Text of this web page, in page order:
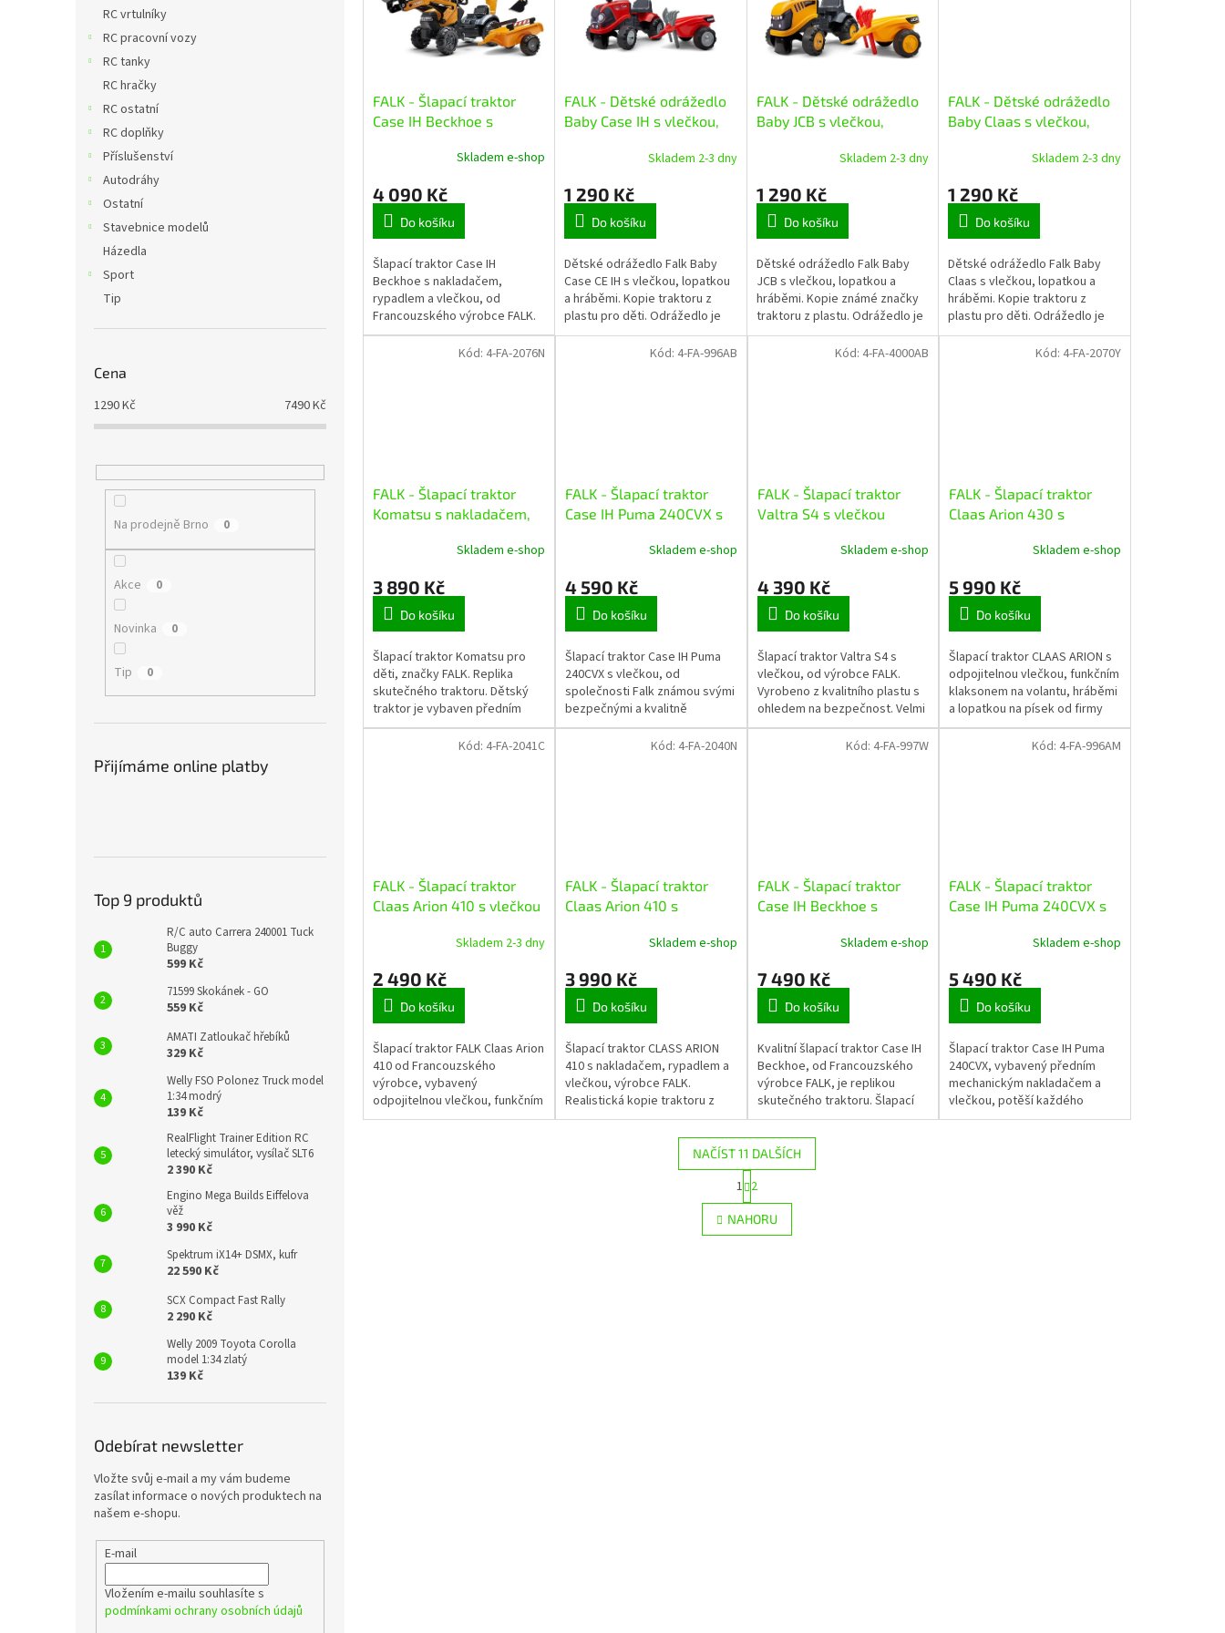
RC vrtulníky
RC pracovní vozy
RC tanky
RC hračky
RC ostatní
RC doplňky
Příslušenství
Autodráhy
Ostatní
Stavebnice modelů
Házedla
Sport
Tip
Cena
1290Kč 7490Kč
Na prodejně Brno 0
Akce 0
Novinka 0
Tip 0
Přijímáme online platby
Top 9 produktů
R/C auto Carrera 240001 Tuck
Buggy
599 Kč
71599 Skokánek - GO
559 Kč
AMATI Zatloukač hřebíků
329 Kč
Welly FSO Polonez Truck model
1:34 modrý
139 Kč
RealFlight Trainer Edition RC
letecký simulátor, vysílač SLT6
2 390 Kč
Engino Mega Builds Eiffelova
věž
3 990 Kč
Spektrum iX14+ DSMX, kufr
22 590 Kč
SCX Compact Fast Rally
2 290 Kč
Welly 2009 Toyota Corolla
model 1:34 zlatý
139 Kč
Odebírat newsletter
Vložte svůj e-mail a my vám budeme
zasílat informace o nových produktech na
našem e-shopu.
E-mail
Vložením e-mailu souhlasíte s
podmínkami ochrany osobních údajů
FALK - Šlapací traktor
Case IH Beckhoe s
Skladem e-shop
4 090 Kč
Do košíku
Šlapací traktor Case IH
Beckhoe s nakladačem,
rypadlem a vlečkou, od
Francouzského výrobce FALK.
Realistická kopie známe
značky traktoru z kvalitního
FALK - Dětské odrážedlo
Baby Case IH s vlečkou,
Skladem 2-3 dny
1 290 Kč
Do košíku
Dětské odrážedlo Falk Baby
Case CE IH s vlečkou, lopatkou
a hráběmi. Kopie traktoru z
plastu pro děti. Odrážedlo je
vyrobené ve Francii z vysoce
kvalitního odolného plastu s...
FALK - Dětské odrážedlo
Baby JCB s vlečkou,
Skladem 2-3 dny
1 290 Kč
Do košíku
Dětské odrážedlo Falk Baby
JCB s vlečkou, lopatkou a
hráběmi. Kopie známé značky
traktoru z plastu. Odrážedlo je
vyrobené ve Francii z vysoce
kvalitního odolného plastu s...
FALK - Dětské odrážedlo
Baby Claas s vlečkou,
Skladem 2-3 dny
1 290 Kč
Do košíku
Dětské odrážedlo Falk Baby
Claas s vlečkou, lopatkou a
hráběmi. Kopie traktoru z
plastu pro děti. Odrážedlo je
vyrobené ve Francii z vysoce
kvalitního odolného plastu s
FALK - Šlapací traktor
Komatsu s nakladačem,
Skladem e-shop
3 890 Kč
Do košíku
Šlapací traktor Komatsu pro
děti, značky FALK. Replika
skutečného traktoru. Dětský
traktor je vybaven předním
nakladačem, rypadlem,
vlečkou a dalšími úžasnými
Kód: 4-FA-2076N
FALK - Šlapací traktor
Case IH Puma 240CVX s
Skladem e-shop
4 590 Kč
Do košíku
Šlapací traktor Case IH Puma
240CVX s vlečkou, od
společnosti Falk známou svými
bezpečnými a kvalitně
zpracovanými hračkami.
Traktor je vyroben z odolného
Kód: 4-FA-996AB
FALK - Šlapací traktor
Valtra S4 s vlečkou
Skladem e-shop
4 390 Kč
Do košíku
Šlapací traktor Valtra S4 s
vlečkou, od výrobce FALK.
Vyrobeno z kvalitního plastu s
ohledem na bezpečnost. Velmi
kvalitní zpracování skutečného
traktoru. Vhodné pro děti od
Kód: 4-FA-4000AB
FALK - Šlapací traktor
Claas Arion 430 s
Skladem e-shop
5 990 Kč
Do košíku
Šlapací traktor CLAAS ARION s
odpojitelnou vlečkou, funkčním
klaksonem na volantu, hráběmi
a lopatkou na písek od firmy
Falk, určený pro děti od 3 let.
Kód: 4-FA-2070Y
FALK - Šlapací traktor
Claas Arion 410 s vlečkou
Skladem 2-3 dny
2 490 Kč
Do košíku
Šlapací traktor FALK Claas Arion
410 od Francouzského
výrobce, vybavený
odpojitelnou vlečkou, funkčním
klaksonem na volantu a
Kód: 4-FA-2041C
FALK - Šlapací traktor
Claas Arion 410 s
Skladem e-shop
3 990 Kč
Do košíku
Šlapací traktor CLASS ARION
410 s nakladačem, rypadlem a
vlečkou, výrobce FALK.
Realistická kopie traktoru z
kvalitního odolného plastu s
ohledem na zdraví dětí.
Kód: 4-FA-2040N
FALK - Šlapací traktor
Case IH Beckhoe s
Skladem e-shop
7 490 Kč
Do košíku
Kvalitní šlapací traktor Case IH
Beckhoe, od Francouzského
výrobce FALK, je replikou
skutečného traktoru. Šlapací
traktor pro děti je vyroben z
odolného plastu a obsahuje
přední...
Kód: 4-FA-997W
FALK - Šlapací traktor
Case IH Puma 240CVX s
Skladem e-shop
5 490 Kč
Do košíku
Šlapací traktor Case IH Puma
240CVX, vybavený předním
mechanickým nakladačem a
vlečkou, potěší každého
malého stavitele. Traktor je
Kód: 4-FA-996AM
O
v
l
NAČÍST 11 DALŠÍCH
t
r
á
n
1 2
NAHORU